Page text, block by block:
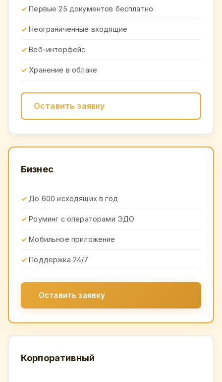
Первые 25 документов бесплатно
Неограниченные входящие
Веб-интерфейс
Хранение в облаке
Оставить заявку
Бизнес
До 600 исходящих в год
Роуминг с операторами ЭДО
Мобильное приложение
Поддержка 24/7
Оставить заявку
Корпоративный